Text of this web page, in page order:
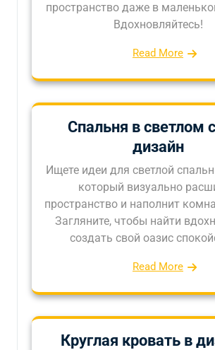
пространство даже в
Вдохновляйтесь!
Read More
Спальня в светлом
дизайн
Ищете идеи для светлой
который визуально
пространство и наполнит
Загляните, чтобы найти
создать свой оазис
Read More
Круглая кровать в